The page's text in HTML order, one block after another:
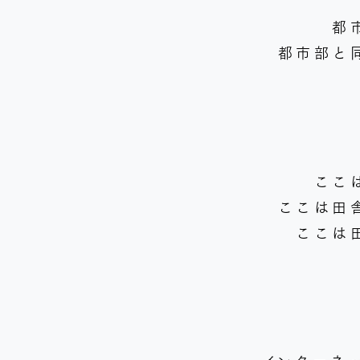
都
都市部と
ここ
ここは田
ここは